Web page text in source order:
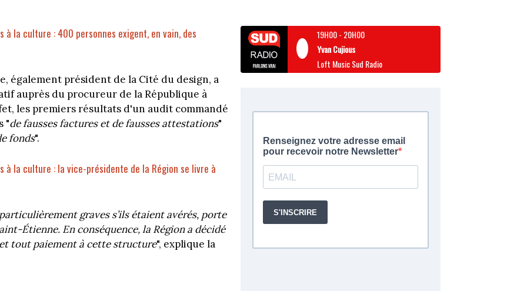
à la culture : 400 personnes exigent, en vain, des
également président de la Cité du design, a
auprès du procureur de la République à
les premiers résultats d'un audit commandé
"de fausses factures et de fausses attestations"
fonds".
à la culture : la vice-présidente de la Région se livre à
graves s’ils étaient avérés, porte
Étienne. En conséquence, la Région a décidé
tout paiement à cette structure", explique la
19H00- 20H00
Yvan Cujious
Loft Music Sud Radio